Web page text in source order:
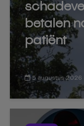
betalen
patiënt
5 augustus 2026